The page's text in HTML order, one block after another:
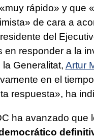
rápido» y que
de cara a
del
en responder a la
Generalitat, Artur
en el
respuesta», ha
ha avanzado que